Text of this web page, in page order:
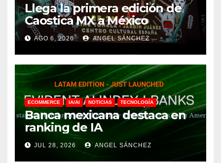
Llega la primera edición de
Caostica MX a México
AGO 6, 2026 ANGEL SÁNCHEZ
ECOMMERCE IA/AI NOTICIAS TECNOLOGÍA
Banca mexicana destaca en
ranking de IA
JUL 28, 2026 ANGEL SÁNCHEZ